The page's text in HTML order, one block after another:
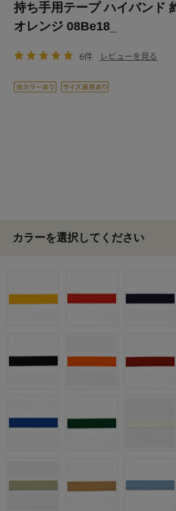
持ち手用テープ ハイバンド
オレンジ 08Be18_
6件 レビューを見る
カラーを選択してください